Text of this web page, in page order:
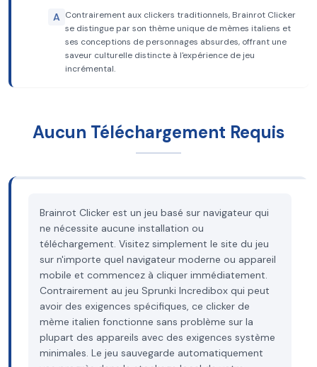
A Contrairement aux clickers traditionnels, Brainrot Clicker
se distingue par son thème unique de mèmes italiens et
ses conceptions de personnages absurdes, offrant une
saveur culturelle distincte à l'expérience de jeu
incrémental.
Aucun Téléchargement Requis
Brainrot Clicker est un jeu basé sur navigateur qui
ne nécessite aucune installation ou
téléchargement. Visitez simplement le site du jeu
sur n'importe quel navigateur moderne ou appareil
mobile et commencez à cliquer immédiatement.
Contrairement au jeu Sprunki Incredibox qui peut
avoir des exigences spécifiques, ce clicker de
mème italien fonctionne sans problème sur la
plupart des appareils avec des exigences système
minimales. Le jeu sauvegarde automatiquement